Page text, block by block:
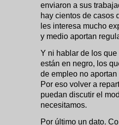
enviaron a sus
hay cientos de casos
les interesa mucho
y medio aportan
Y ni hablar de los
están en negro, los
de empleo no
Por eso volver a
puedan discutir el
necesitamos.
Por último un dato.